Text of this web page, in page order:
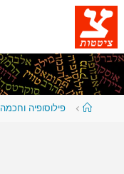
דלגו
לתוכן
עמודפילוסופיה וחכמה